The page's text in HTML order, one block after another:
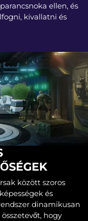
ellen, és
kivallatni és
között szoros
és
dinamikusan
hogy